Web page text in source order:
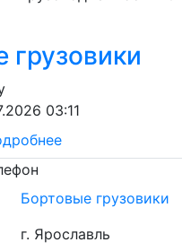
грузовики
03:11
Бортовые грузовики
г. Ярославль